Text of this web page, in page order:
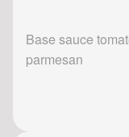
Base sauce
parmesan